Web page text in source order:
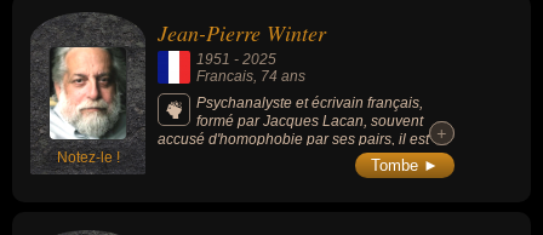
Notez-le !
Jean-Pierre Winter
1951 - 2025
Francais, 74 ans
Psychanalyste et écrivain français,
formé par Jacques Lacan, souvent
accusé d'homophobie par ses pairs, il est
célèbre pour ses nombreux ouvrages grand
public sur la psychanalyse, la famille, la
+
+
Tombe ►